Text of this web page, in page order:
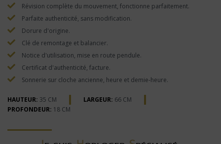
Révision complète du mouvement, fonctionne parfaitement.
Parfaite authenticité, sans modification.
Dorure d'origine.
Clé de remontage et balancier.
Notice d'utilisation, mise en route pendule.
Certificat d'authenticité, facture.
Sonnerie sur cloche ancienne, heure et demie-heure.
HAUTEUR: 35 CM LARGEUR: 66 CM
PROFONDEUR: 18 CM